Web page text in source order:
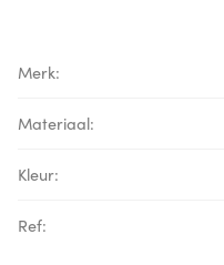
Merk:
Materiaal:
Kleur:
Ref: